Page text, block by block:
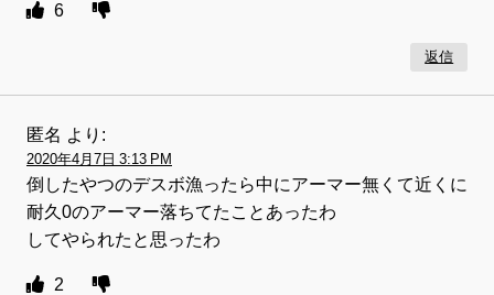
6
返信
匿名 より:
2020年4月7日 3:13 PM
倒したやつのデスボ漁ったら中にアーマー無くて近くに
耐久0のアーマー落ちてたことあったわ
してやられたと思ったわ
2